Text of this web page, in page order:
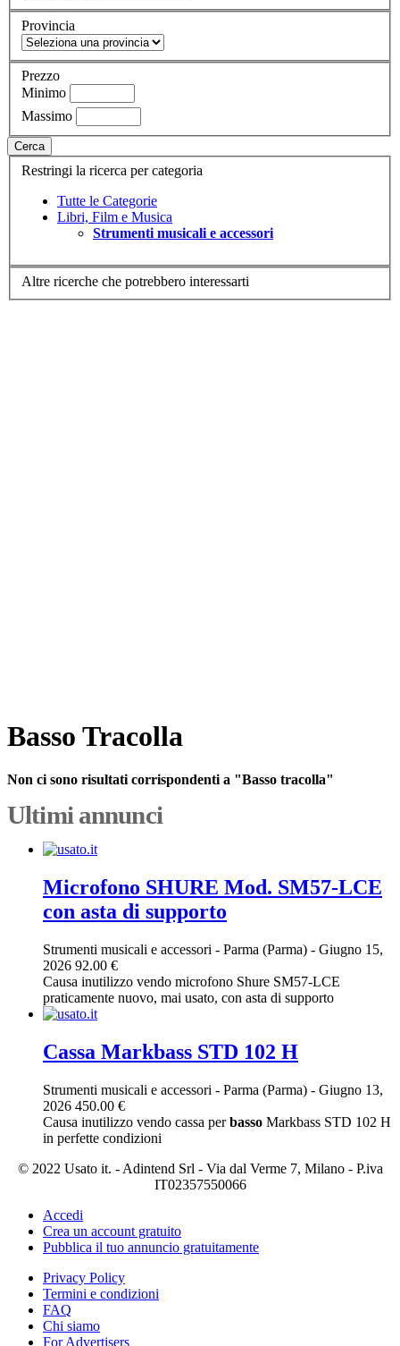
Provincia
Prezzo
Minimo
Massimo
Cerca
Restringi la ricerca per categoria
Tutte le Categorie
Libri, Film e Musica
Strumenti musicali e accessori
Altre ricerche che potrebbero interessarti
Basso Tracolla
Non ci sono risultati corrispondenti a "Basso tracolla"
Ultimi annunci
Microfono SHURE Mod. SM57-LCE
con asta di supporto
Strumenti musicali e accessori - Parma (Parma) - Giugno 15,
2026 92.00 €
Causa inutilizzo vendo microfono Shure SM57-LCE
praticamente nuovo, mai usato, con asta di supporto
Cassa Markbass STD 102 H
Strumenti musicali e accessori - Parma (Parma) - Giugno 13,
2026 450.00 €
Causa inutilizzo vendo cassa perbasso Markbass STD 102 H
in perfette condizioni
© 2022 Usato it. - Adintend Srl - Via dal Verme 7, Milano - P.iva
IT02357550066
Accedi
Crea un account gratuito
Pubblica il tuo annuncio gratuitamente
Privacy Policy
Termini e condizioni
FAQ
Chi siamo
For Advertisers